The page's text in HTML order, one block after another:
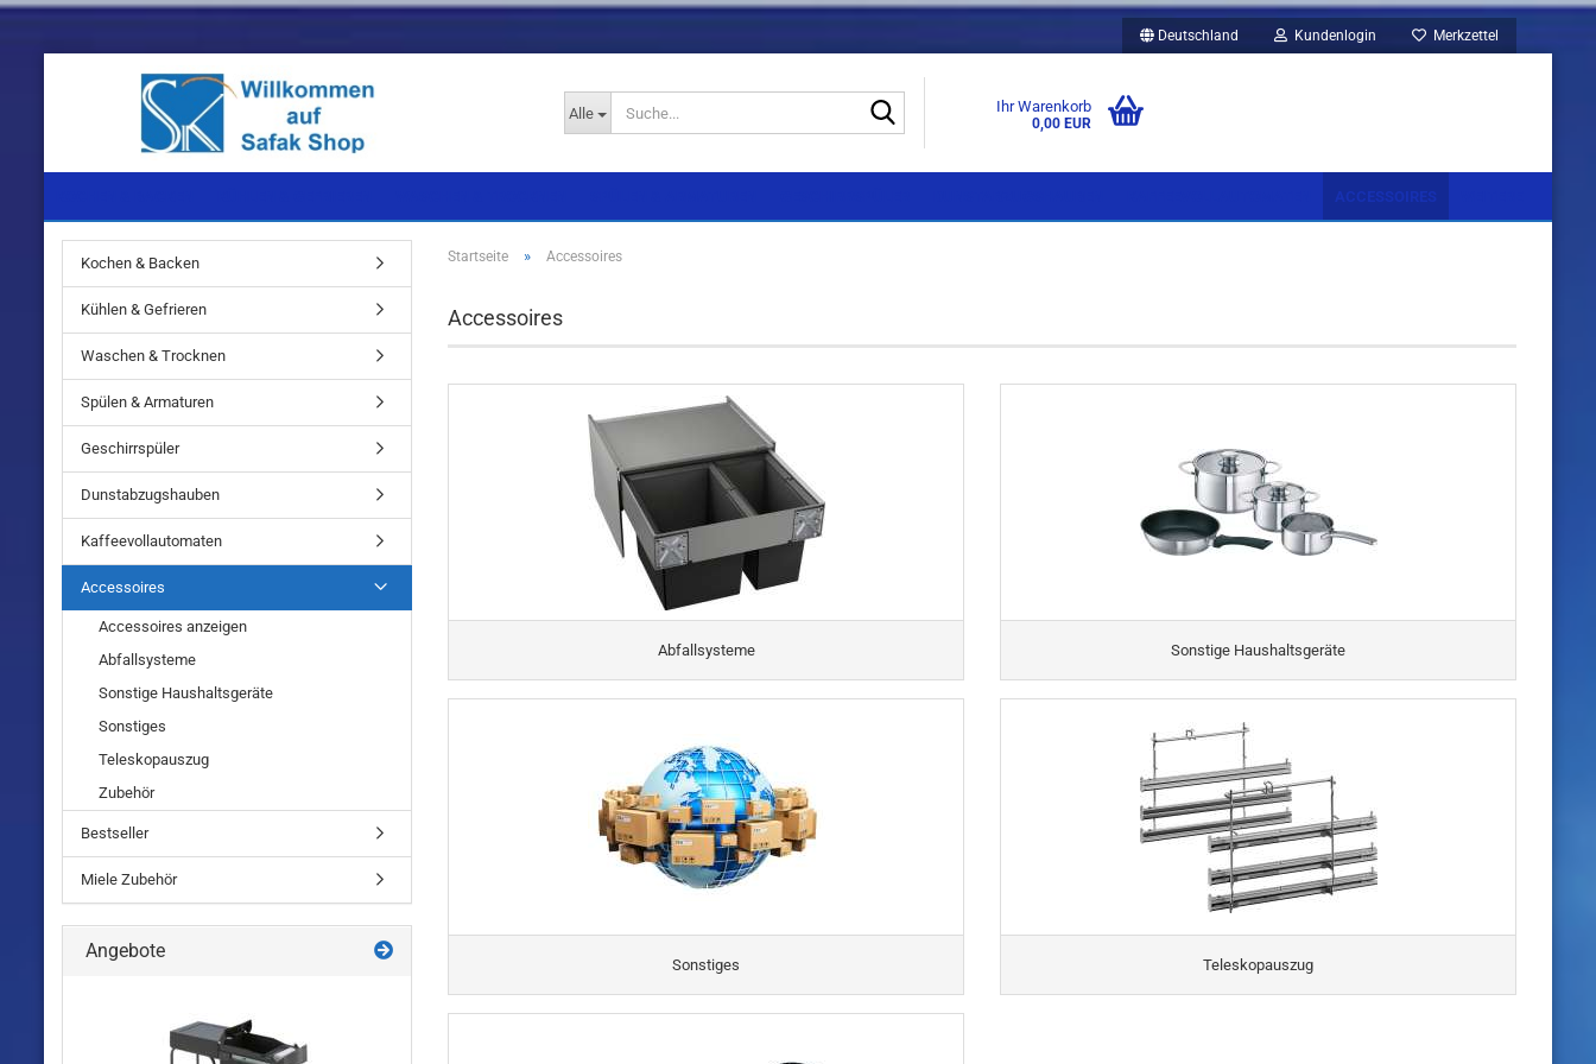
Deutschland Kundenlogin Merkzettel
Alle Ihr Warenkorb
0,00 EUR
Standgeräte
Standgeräte
Einbaugeräte
Standgeräte
ACCESSOIRES
Startseite » Accessoires
Accessoires
Abfallsysteme Sonstige Haushaltsgeräte
Sonstiges Teleskopauszug
Kochen & Backen
Kühlen & Gefrieren
Waschen & Trocknen
Spülen & Armaturen
Geschirrspüler
Dunstabzugshauben
Kaffeevollautomaten
Accessoires
Accessoires anzeigen
Abfallsysteme
Sonstige Haushaltsgeräte
Sonstiges
Teleskopauszug
Zubehör
Bestseller
Miele Zubehör
Angebote